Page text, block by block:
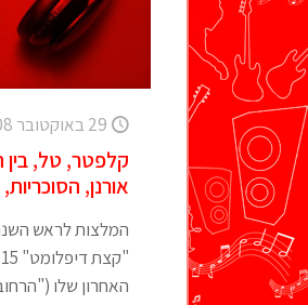
29 באוקטובר 2008
קלפטר, טל, בין
אורנן, הסוכריות,
המלצות לראש
האחרון שלו